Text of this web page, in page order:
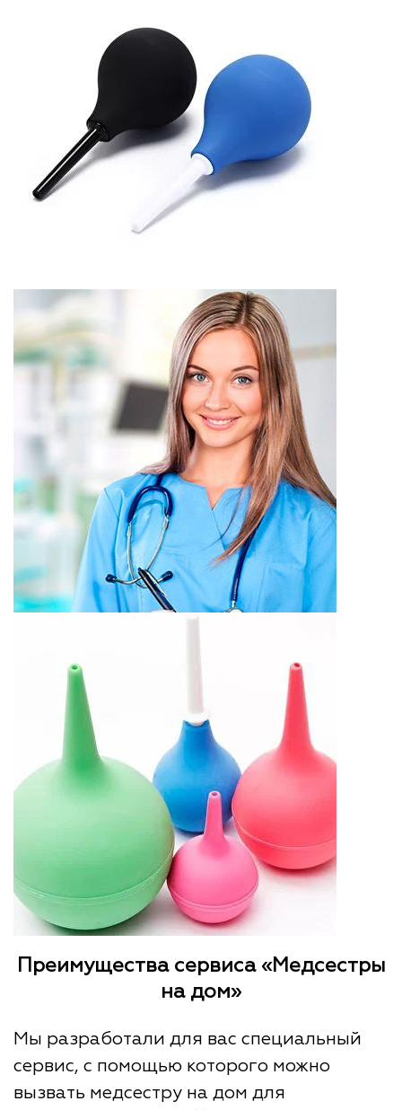
Преимущества сервиса «Медсестры
на дом»
Мы разработали для вас специальный
сервис, с помощью которого можно
вызвать медсестру на дом для